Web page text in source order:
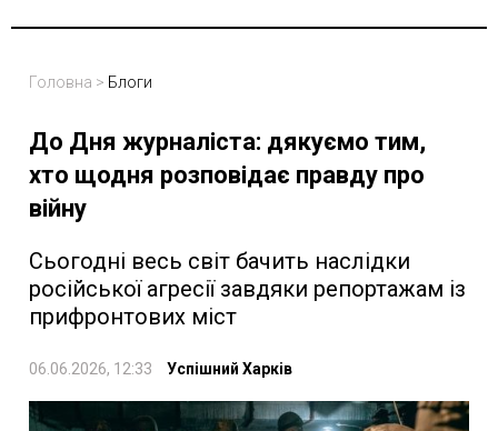
Головна > Блоги
До Дня журналіста: дякуємо тим,
хто щодня розповідає правду про
війну
Сьогодні весь світ бачить наслідки
російської агресії завдяки репортажам із
прифронтових міст
06.06.2026, 12:33 Успішний Харків